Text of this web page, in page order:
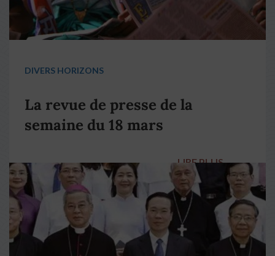
DIVERS HORIZONS
La revue de presse de la
semaine du 18 mars
LIRE PLUS →